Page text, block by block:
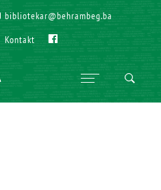
bibliotekar@behrambeg.ba
bibliotekar@behrambeg.ba
Kontakt
Kontakt